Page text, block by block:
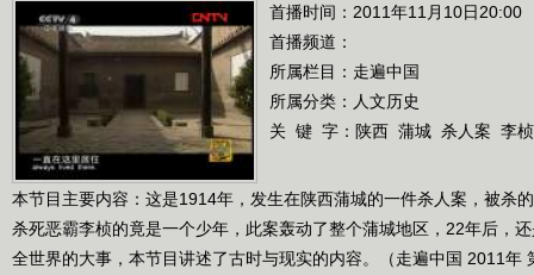
首播时间：2011年11月10日20:00
首播频道：
所属栏目： 走遍中国
所属分类：人文历史
关 键 字： 陕西 蒲城 杀人案 李桢
本节目主要内容：这是1914年，发生在陕西蒲城的一件杀人案，被杀
杀死恶霸李桢的竟是一个少年，此案轰动了整个蒲城地区，22年后，
全世界的大事，本节目讲述了古时与现实的内容。（走遍中国 2011年